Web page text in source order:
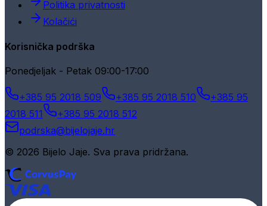
Politika privatnosti
Kolačići
Korisnička podrška
Ponedjeljak - Petak 09:00-17:00
+385 95 2018 509 +385 95 2018 510
+385 95
2018 511
+385 95 2018 512
podrska@bijelojaje.hr
© 2026 Bijelo Jaje. Sva prava pridržana.